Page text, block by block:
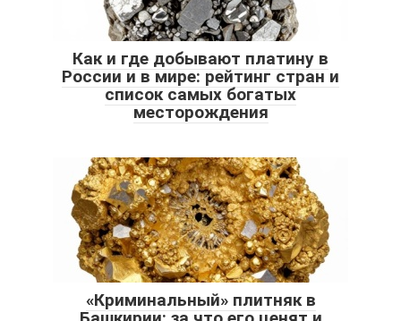
Как и где добывают платину в
России и в мире: рейтинг стран и
список самых богатых
месторождения
«Криминальный» плитняк в